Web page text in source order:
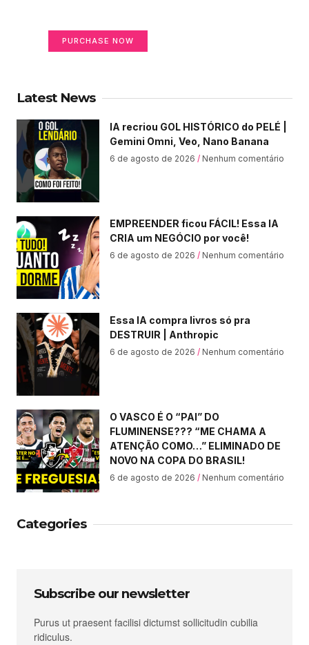
PURCHASE NOW
Latest News
IA recriou GOL HISTÓRICO do PELÉ |
Gemini Omni, Veo, Nano Banana
6 de agosto de 2026 Nenhum comentário
EMPREENDER ficou FÁCIL! Essa IA
CRIA um NEGÓCIO por você!
6 de agosto de 2026 Nenhum comentário
Essa IA compra livros só pra
DESTRUIR | Anthropic
6 de agosto de 2026 Nenhum comentário
O VASCO É O “PAI” DO
FLUMINENSE??? “ME CHAMA A
ATENÇÃO COMO…” ELIMINADO DE
NOVO NA COPA DO BRASIL!
6 de agosto de 2026 Nenhum comentário
Categories
Subscribe our newsletter
Purus ut praesent facilisi dictumst sollicitudin cubilia
ridiculus.